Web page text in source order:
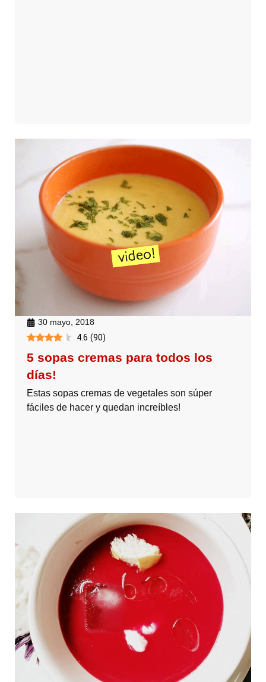
30 mayo, 2018
4.6 (90)
5 sopas cremas para todos los
días!
Estas sopas cremas de vegetales son súper
fáciles de hacer y quedan increíbles!